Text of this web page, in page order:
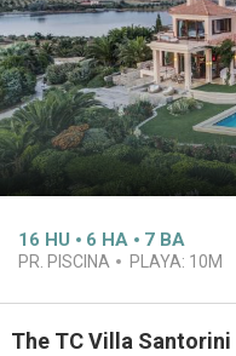
16 HU 6 HA 7 BA
PR. PISCINA PLAYA: 10M
The TC Villa Santorini